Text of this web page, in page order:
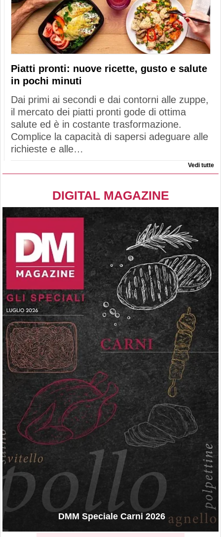
Piatti pronti: nuove ricette, gusto e salute
in pochi minuti
Dai primi ai secondi e dai contorni alle zuppe,
il mercato dei piatti pronti gode di ottima
salute ed è in costante trasformazione.
Complice la capacità di sapersi adeguare alle
richieste e alle…
Vedi tutte
DIGITAL MAGAZINE
DMM Speciale Carni 2026